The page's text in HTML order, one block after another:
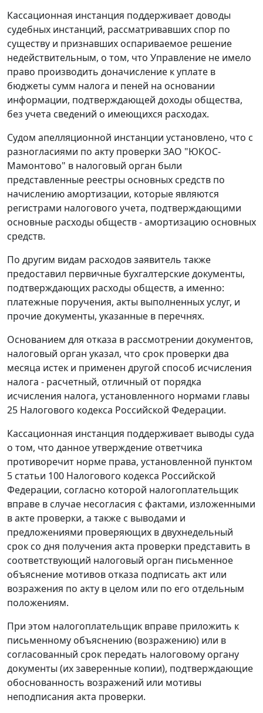
Кассационная инстанция поддерживает доводы
судебных инстанций, рассматривавших спор по
существу и признавших оспариваемое решение
недействительным, о том, что Управление не имело
право производить доначисление к уплате в
бюджеты сумм налога и пеней на основании
информации, подтверждающей доходы общества,
без учета сведений о имеющихся расходах.
Судом апелляционной инстанции установлено, что с
разногласиями по акту проверки ЗАО "ЮКОС-
Мамонтово" в налоговый орган были
представленные реестры основных средств по
начислению амортизации, которые являются
регистрами налогового учета, подтверждающими
основные расходы обществ - амортизацию основных
средств.
По другим видам расходов заявитель также
предоставил первичные бухгалтерские документы,
подтверждающих расходы обществ, а именно:
платежные поручения, акты выполненных услуг, и
прочие документы, указанные в перечнях.
Основанием для отказа в рассмотрении документов,
налоговый орган указал, что срок проверки два
месяца истек и применен другой способ исчисления
налога - расчетный, отличный от порядка
исчисления налога, установленного нормами главы
25 Налогового кодекса Российской Федерации.
Кассационная инстанция поддерживает выводы суда
о том, что данное утверждение ответчика
противоречит норме права, установленной пунктом
5 статьи 100 Налогового кодекса Российской
Федерации, согласно которой налогоплательщик
вправе в случае несогласия с фактами, изложенными
в акте проверки, а также с выводами и
предложениями проверяющих в двухнедельный
срок со дня получения акта проверки представить в
соответствующий налоговый орган письменное
объяснение мотивов отказа подписать акт или
возражения по акту в целом или по его отдельным
положениям.
При этом налогоплательщик вправе приложить к
письменному объяснению (возражению) или в
согласованный срок передать налоговому органу
документы (их заверенные копии), подтверждающие
обоснованность возражений или мотивы
неподписания акта проверки.